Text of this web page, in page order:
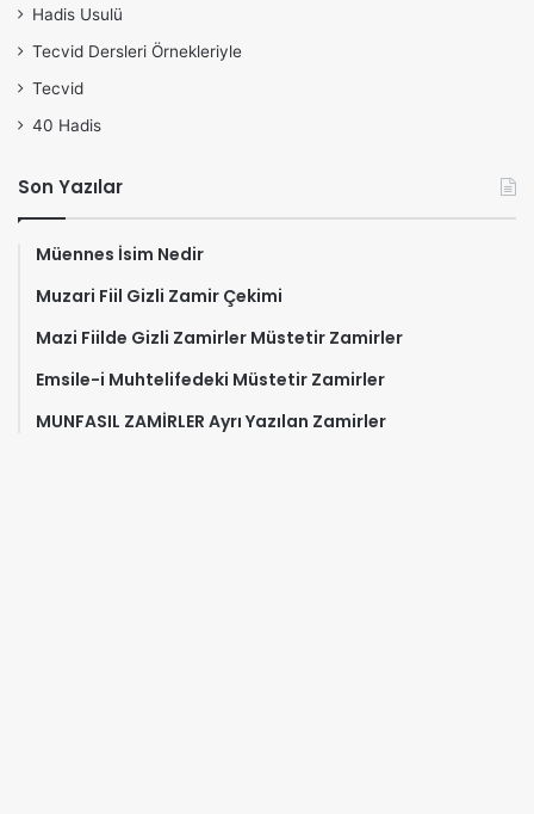
Hadis Usulü
Tecvid Dersleri Örnekleriyle
Tecvid
40 Hadis
Son Yazılar
Müennes İsim Nedir
Muzari Fiil Gizli Zamir Çekimi
Mazi Fiilde Gizli Zamirler Müstetir Zamirler
Emsile-i Muhtelifedeki Müstetir Zamirler
MUNFASIL ZAMİRLER Ayrı Yazılan Zamirler